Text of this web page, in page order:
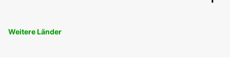
Weitere Länder